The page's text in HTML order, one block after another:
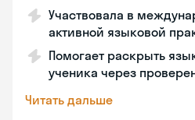
Участвовала в
активной языковой
Помогает раскрыть
ученика через
Читать дальше